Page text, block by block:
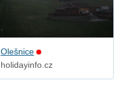
Olešnice
holidayinfo.cz